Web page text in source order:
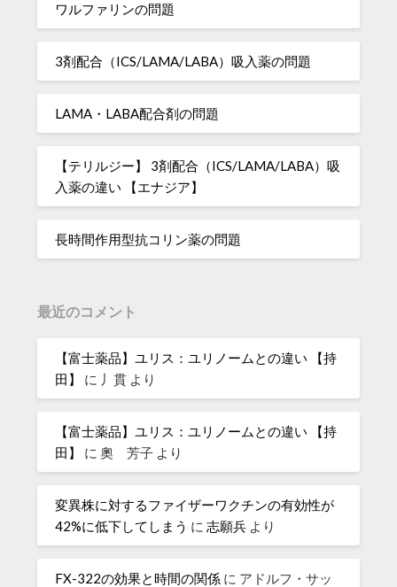
ワルファリンの問題
3剤配合（ICS/LAMA/LABA）吸入薬の問題
LAMA・LABA配合剤の問題
【テリルジー】 3剤配合（ICS/LAMA/LABA）吸
入薬の違い 【エナジア】
長時間作用型抗コリン薬の問題
最近のコメント
【富士薬品】ユリス：ユリノームとの違い 【持
田】
に 丿貫 より
【富士薬品】ユリス：ユリノームとの違い 【持
田】
に奧 芳子 より
変異株に対するファイザーワクチンの有効性が
42%に低下してしまう に志願兵 より
FX-322の効果と時間の関係 に アドルフ・サッ